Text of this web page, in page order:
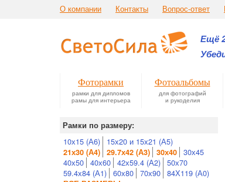
О компании Контакты Вопрос-ответ
Ещё
Фоторамки
рамки для дипломов
рамы для интерьера
Фотоальбомы
для фотографий
и рукоделия
Рамки по размеру:
10х15 (А6) 15х20 и 15х21 (А5)
21х30 (А4) 29.7х42 (А3) 30х40
30х45
40х50 40х60 42х59.4 (А2) 50х70
59.4х84 (А1) 60х80 70х90 84Х119 (А0)